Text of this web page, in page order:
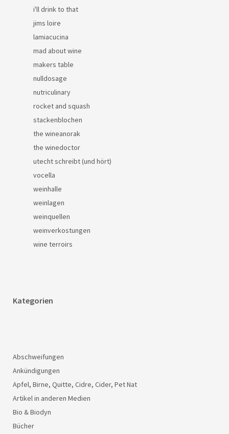
i'll drink to that
jims loire
lamiacucina
mad about wine
makers table
nulldosage
nutriculinary
rocket and squash
stackenblochen
the wineanorak
the winedoctor
utecht schreibt (und hört)
vocella
weinhalle
weinlagen
weinquellen
weinverkostungen
wine terroirs
Kategorien
Abschweifungen
Ankündigungen
Apfel, Birne, Quitte, Cidre, Cider, Pet Nat
Artikel in anderen Medien
Bio & Biodyn
Bücher